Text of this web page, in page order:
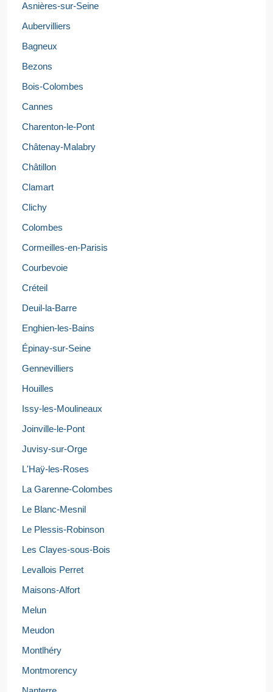
Asnières-sur-Seine
Aubervilliers
Bagneux
Bezons
Bois-Colombes
Cannes
Charenton-le-Pont
Châtenay-Malabry
Châtillon
Clamart
Clichy
Colombes
Cormeilles-en-Parisis
Courbevoie
Créteil
Deuil-la-Barre
Enghien-les-Bains
Épinay-sur-Seine
Gennevilliers
Houilles
Issy-les-Moulineaux
Joinville-le-Pont
Juvisy-sur-Orge
L'Haÿ-les-Roses
La Garenne-Colombes
Le Blanc-Mesnil
Le Plessis-Robinson
Les Clayes-sous-Bois
Levallois Perret
Maisons-Alfort
Melun
Meudon
Montlhéry
Montmorency